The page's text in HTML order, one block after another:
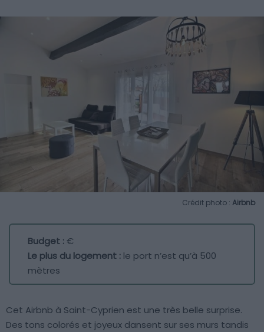
Crédit photo : Airbnb
Budget :€
Le plus du logement : le port n’est qu’à 500
mètres
Cet Airbnb à Saint-Cyprien est une très belle surprise.
Des tons colorés et joyeux dansent sur ses murs tandis